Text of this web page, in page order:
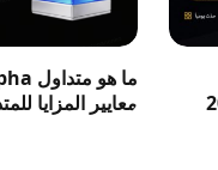
معايير المزايا